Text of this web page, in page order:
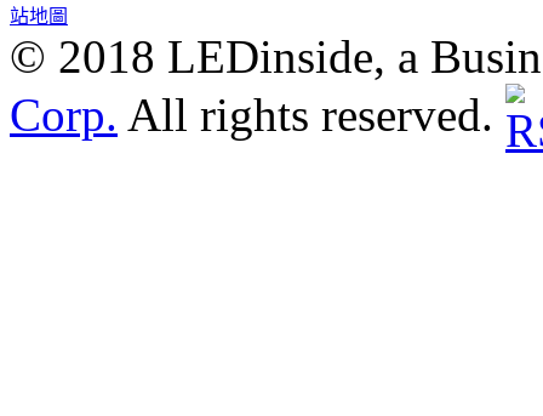
站地圖
© 2018 LEDinside, a
Corp. All rights reserved.